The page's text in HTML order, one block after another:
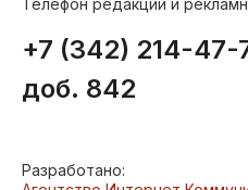
+7 (342) 214-47-
доб. 842
Разработано: